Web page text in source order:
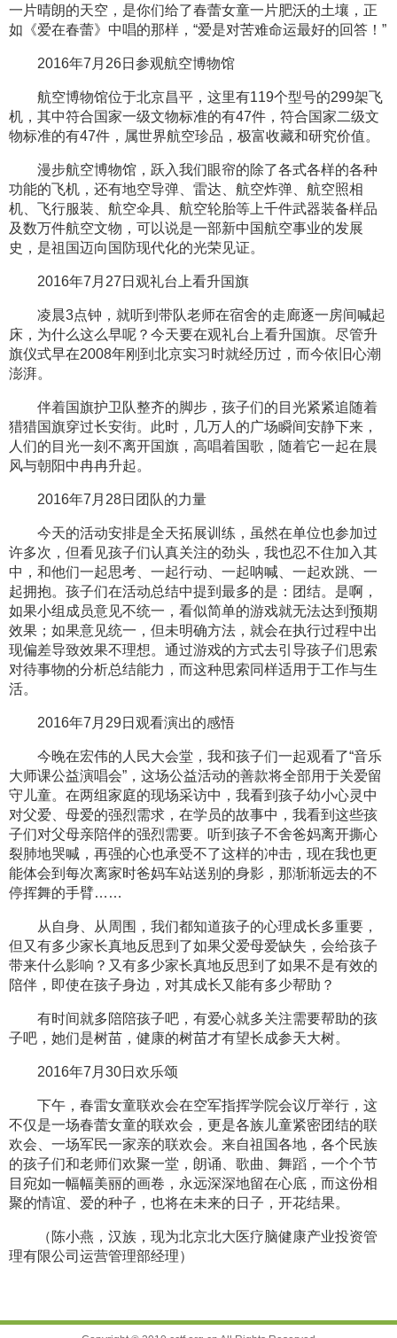
一片晴朗的天空，是你们给了春蕾女童一片肥沃的土壤，正
如《爱在春蕾》中唱的那样，“爱是对苦难命运最好的回答！”
2016年7月26日参观航空博物馆
航空博物馆位于北京昌平，这里有119个型号的299架飞
机，其中符合国家一级文物标准的有47件，符合国家二级文
物标准的有47件，属世界航空珍品，极富收藏和研究价值。
漫步航空博物馆，跃入我们眼帘的除了各式各样的各种
功能的飞机，还有地空导弹、雷达、航空炸弹、航空照相
机、飞行服装、航空伞具、航空轮胎等上千件武器装备样品
及数万件航空文物，可以说是一部新中国航空事业的发展
史，是祖国迈向国防现代化的光荣见证。
2016年7月27日观礼台上看升国旗
凌晨3点钟，就听到带队老师在宿舍的走廊逐一房间喊起
床，为什么这么早呢？今天要在观礼台上看升国旗。尽管升
旗仪式早在2008年刚到北京实习时就经历过，而今依旧心潮
澎湃。
伴着国旗护卫队整齐的脚步，孩子们的目光紧紧追随着
猎猎国旗穿过长安街。此时，几万人的广场瞬间安静下来，
人们的目光一刻不离开国旗，高唱着国歌，随着它一起在晨
风与朝阳中冉冉升起。
2016年7月28日团队的力量
今天的活动安排是全天拓展训练，虽然在单位也参加过
许多次，但看见孩子们认真关注的劲头，我也忍不住加入其
中，和他们一起思考、一起行动、一起呐喊、一起欢跳、一
起拥抱。孩子们在活动总结中提到最多的是：团结。是啊，
如果小组成员意见不统一，看似简单的游戏就无法达到预期
效果；如果意见统一，但未明确方法，就会在执行过程中出
现偏差导致效果不理想。通过游戏的方式去引导孩子们思索
对待事物的分析总结能力，而这种思索同样适用于工作与生
活。
2016年7月29日观看演出的感悟
今晚在宏伟的人民大会堂，我和孩子们一起观看了“音乐
大师课公益演唱会”，这场公益活动的善款将全部用于关爱留
守儿童。在两组家庭的现场采访中，我看到孩子幼小心灵中
对父爱、母爱的强烈需求，在学员的故事中，我看到这些孩
子们对父母亲陪伴的强烈需要。听到孩子不舍爸妈离开撕心
裂肺地哭喊，再强的心也承受不了这样的冲击，现在我也更
能体会到每次离家时爸妈车站送别的身影，那渐渐远去的不
停挥舞的手臂……
从自身、从周围，我们都知道孩子的心理成长多重要，
但又有多少家长真地反思到了如果父爱母爱缺失，会给孩子
带来什么影响？又有多少家长真地反思到了如果不是有效的
陪伴，即使在孩子身边，对其成长又能有多少帮助？
有时间就多陪陪孩子吧，有爱心就多关注需要帮助的孩
子吧，她们是树苗，健康的树苗才有望长成参天大树。
2016年7月30日欢乐颂
下午，春雷女童联欢会在空军指挥学院会议厅举行，这
不仅是一场春蕾女童的联欢会，更是各族儿童紧密团结的联
欢会、一场军民一家亲的联欢会。来自祖国各地，各个民族
的孩子们和老师们欢聚一堂，朗诵、歌曲、舞蹈，一个个节
目宛如一幅幅美丽的画卷，永远深深地留在心底，而这份相
聚的情谊、爱的种子，也将在未来的日子，开花结果。
（陈小燕，汉族，现为北京北大医疗脑健康产业投资管
理有限公司运营管理部经理）